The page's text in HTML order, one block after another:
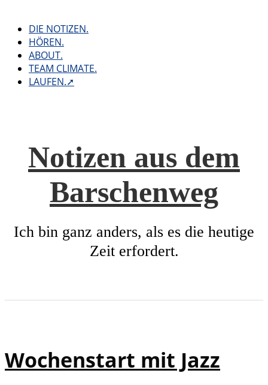
contentDIE NOTIZEN.
HÖREN.
ABOUT.
TEAM CLIMATE.
LAUFEN.➚
Notizen aus dem
Barschenweg
Ich bin ganz anders, als es die heutige
Zeit erfordert.
Wochenstart mit Jazz